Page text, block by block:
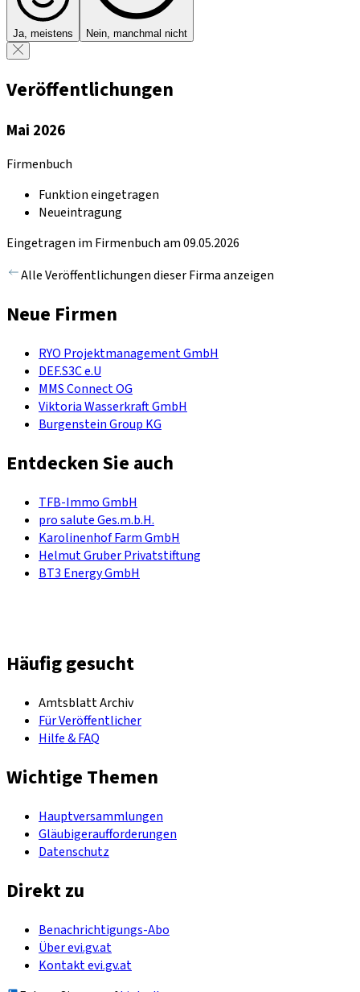
Ja, meistens Nein, manchmal nicht
Veröffentlichungen
Mai 2026
Firmenbuch
Funktion eingetragen
Neueintragung
Eingetragen im Firmenbuch am 09.05.2026
Alle Veröffentlichungen dieser Firma anzeigen
Neue Firmen
RYO Projektmanagement GmbH
DEF.S3C e.U
MMS Connect OG
Viktoria Wasserkraft GmbH
Burgenstein Group KG
Entdecken Sie auch
TFB-Immo GmbH
pro salute Ges.m.b.H.
Karolinenhof Farm GmbH
Helmut Gruber Privatstiftung
BT3 Energy GmbH
Häufig gesucht
Amtsblatt Archiv
Für Veröffentlicher
Hilfe & FAQ
Wichtige Themen
Hauptversammlungen
Gläubigeraufforderungen
Datenschutz
Direkt zu
Benachrichtigungs-Abo
Über evi.gv.at
Kontakt evi.gv.at